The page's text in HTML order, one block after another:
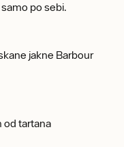
po sebi.
jakne Barbour
od tartana